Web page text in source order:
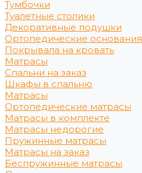
Тумбочки
Туалетные столики
Декоративные подушки
Ортопедические основания
Покрывала на кровать
Матрасы
Спальни на заказ
Шкафы в спальню
Матрасы
Ортопедические матрасы
Матрасы в комплекте
Матрасы недорогие
Пружинные матрасы
Матрасы на заказ
Беспружинные матрасы